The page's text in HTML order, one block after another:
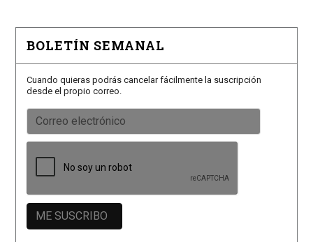
BOLETÍN SEMANAL
Cuando quieras podrás cancelar fácilmente la suscripción
desde el propio correo.